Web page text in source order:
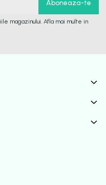
magazinului. Afla mai multe in